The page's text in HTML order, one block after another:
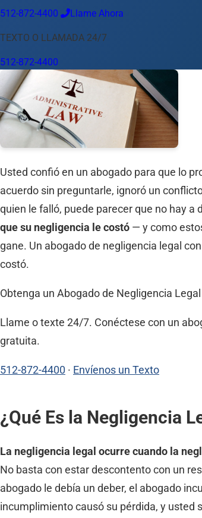
Français
Su Ubicación
Austin 512-872-4400
Cambiar ubicación
Usar mi ubicación
Amarillo Beaumont Corpus
512-872-4400 Llame Ahora
TEXTO O LLAMADA 24/7
512-872-4400
Usted confió en un abogado para que lo
acuerdo sin preguntarle, ignoró un
quien le falló, puede parecer que no hay a
que su negligencia le costó — y como
gane. Un abogado de negligencia legal
costó.
Obtenga un Abogado de Negligencia
Llame o texte 24/7. Conéctese con un
gratuita.
512-872-4400 · Envíenos un Texto
¿Qué Es la Negligencia
La negligencia legal ocurre cuando la
No basta con estar descontento con un
abogado le debía un deber, el abogado
incumplimiento causó su pérdida, y